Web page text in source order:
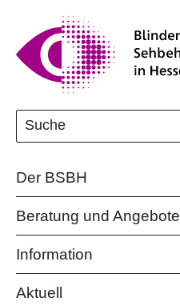
Der BSBH
Beratung und Angebote
Information
Aktuell